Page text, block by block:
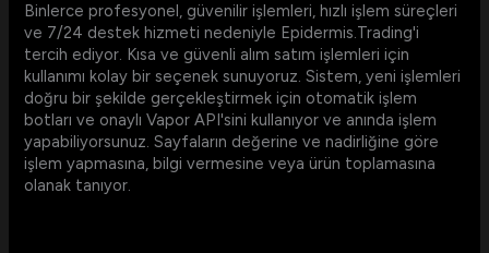
Binlerce profesyonel, güvenilir işlemleri, hızlı işlem süreçleri
ve 7/24 destek hizmeti nedeniyle Epidermis.Trading'i
tercih ediyor. Kısa ve güvenli alım satım işlemleri için
kullanımı kolay bir seçenek sunuyoruz. Sistem, yeni işlemleri
doğru bir şekilde gerçekleştirmek için otomatik işlem
botları ve onaylı Vapor API'sini kullanıyor ve anında işlem
yapabiliyorsunuz. Sayfaların değerine ve nadirliğine göre
işlem yapmasına, bilgi vermesine veya ürün toplamasına
olanak tanıyor.